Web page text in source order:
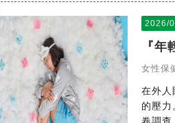
2026/
『
女性保
在外人
的壓